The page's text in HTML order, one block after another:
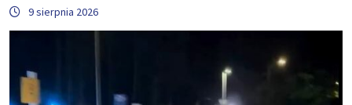
9 sierpnia 2026